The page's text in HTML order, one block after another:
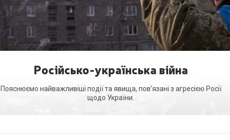
Російсько-українська війна
Пояснюємо найважливіші події та явища, пов’язані з агресією Росії
щодо України.